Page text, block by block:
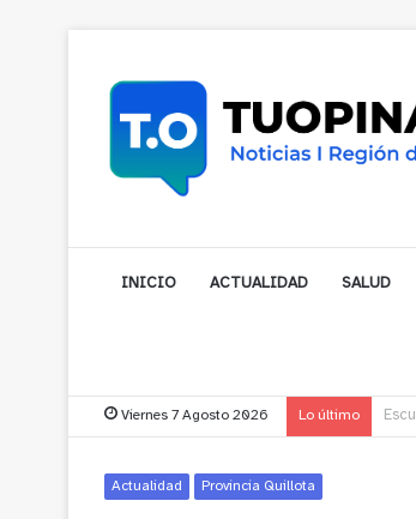
INICIO ACTUALIDAD SALUD
Viernes 7 Agosto 2026 Lo último
Actualidad Provincia Quillota